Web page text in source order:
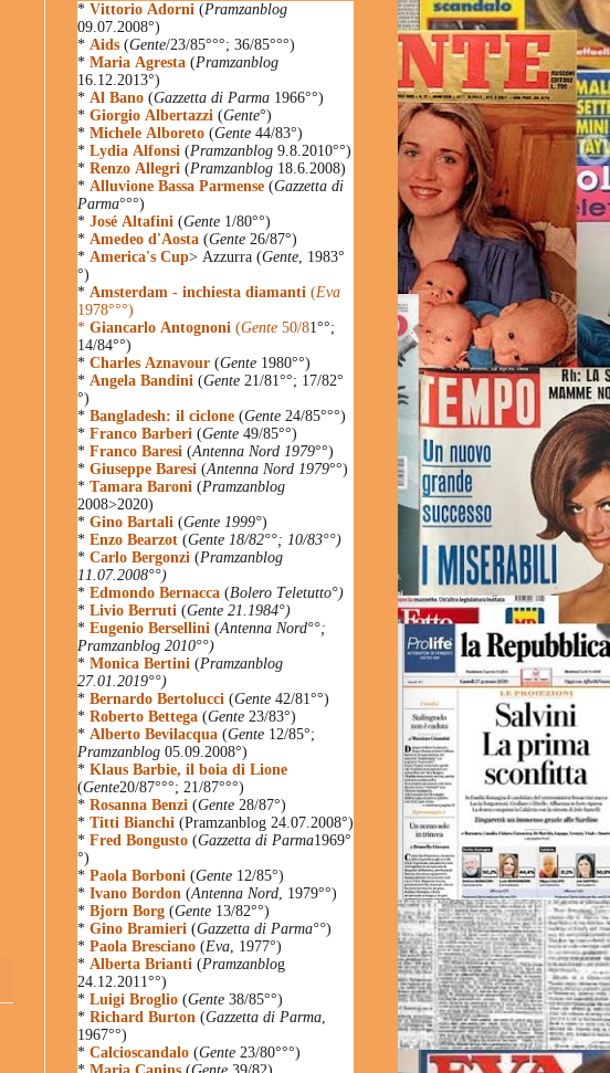
* Vittorio Adorni (Pramzanblog
09.07.2008°)
* Aids (Gente/23/85°°°; 36/85°°°)
* Maria Agresta (Pramzanblog
16.12.2013°)
* Al Bano (Gazzetta di Parma 1966°°)
* Giorgio Albertazzi (Gente°)
* Michele Alboreto (Gente 44/83°)
* Lydia Alfonsi (Pramzanblog 9.8.2010°°)
* Renzo Allegri (Pramzanblog 18.6.2008)
* Alluvione Bassa Parmense (Gazzetta di
Parma°°°)
* José Altafini (Gente 1/80°°)
* Amedeo d'Aosta (Gente 26/87°)
* America's Cup> Azzurra (Gente, 1983°
°)
* Amsterdam - inchiesta diamanti (Eva
1978°°°)
* Giancarlo Antognoni (Gente 50/81°°;
14/84°°)
* Charles Aznavour (Gente 1980°°)
* Angela Bandini (Gente 21/81°°; 17/82°
°)
* Bangladesh: il ciclone (Gente 24/85°°°)
* Franco Barberi (Gente 49/85°°)
* Franco Baresi (Antenna Nord 1979°°)
* Giuseppe Baresi (Antenna Nord 1979°°)
* Tamara Baroni (Pramzanblog
2008>2020)
* Gino Bartali (Gente 1999°)
* Enzo Bearzot (Gente 18/82°°; 10/83°°)
* Carlo Bergonzi (Pramzanblog
11.07.2008°°)
* Edmondo Bernacca (Bolero Teletutto°)
* Livio Berruti (Gente 21.1984°)
* Eugenio Bersellini (Antenna Nord°°;
Pramzanblog 2010°°)
* Monica Bertini (Pramzanblog
27.01.2019°°)
* Bernardo Bertolucci (Gente 42/81°°)
* Roberto Bettega (Gente 23/83°)
* Alberto Bevilacqua (Gente 12/85°;
Pramzanblog 05.09.2008°)
* Klaus Barbie, il boia di Lione
(Gente20/87°°°; 21/87°°°)
* Rosanna Benzi (Gente 28/87°)
* Titti Bianchi (Pramzanblog 24.07.2008°)
* Fred Bongusto (Gazzetta di Parma1969°
°)
* Paola Borboni (Gente 12/85°)
* Ivano Bordon (Antenna Nord, 1979°°)
* Bjorn Borg (Gente 13/82°°)
* Gino Bramieri (Gazzetta di Parma°°)
* Paola Bresciano (Eva, 1977°)
* Alberta Brianti (Pramzanblog
24.12.2011°°)
* Luigi Broglio (Gente 38/85°°)
* Richard Burton (Gazzetta di Parma,
1967°°)
* Calcioscandalo (Gente 23/80°°°)